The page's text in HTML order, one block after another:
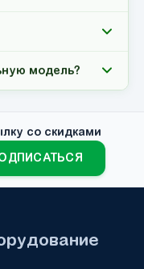
модель?
со скидками